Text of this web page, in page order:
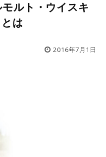
ルト・ウイスキ
は
2016年7月1日